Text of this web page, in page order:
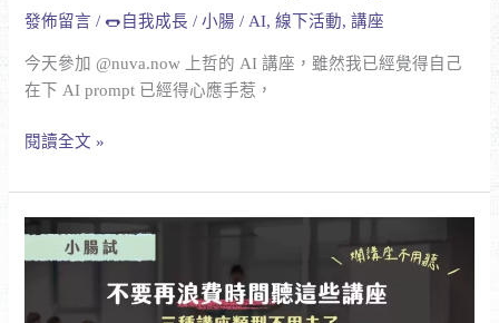
發佈留言 / 🌭自我成長 /小腸/AI,線下活動,講座
今天參加 @nuva.now 上哲的 AI 講座，雖然我已經覺得自己
在下 AI prompt 已經得心應手惹，
學
到
的
種
prompt
閱讀全文 »
為
什
我